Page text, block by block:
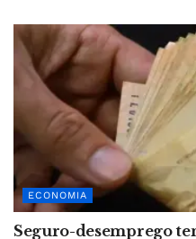
ECONOMIA
Seguro-desemprego